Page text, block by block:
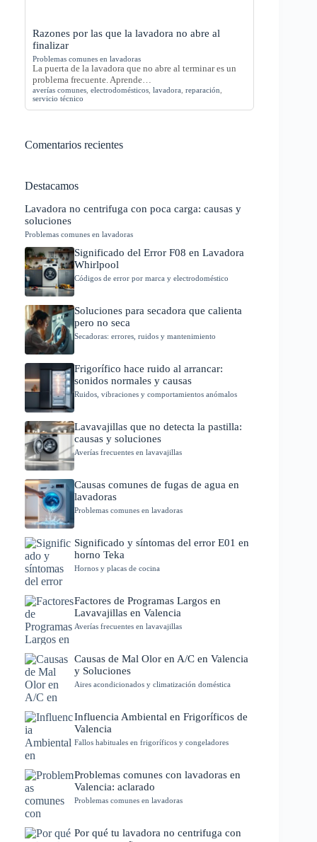
Razones por las que la lavadora no abre al
finalizar
Problemas comunes en lavadoras
La puerta de la lavadora que no abre al terminar es un
problema frecuente. Aprende…
averías comunes electrodomésticos lavadora reparación
servicio técnico
Comentarios recientes
Destacamos
Lavadora no centrifuga con poca carga: causas y
soluciones
Problemas comunes en lavadoras
Significado del Error F08 en Lavadora
Whirlpool
Códigos de error por marca y electrodoméstico
Soluciones para secadora que calienta
pero no seca
Secadoras: errores, ruidos y mantenimiento
Frigorífico hace ruido al arrancar:
sonidos normales y causas
Ruidos, vibraciones y comportamientos anómalos
Lavavajillas que no detecta la pastilla:
causas y soluciones
Averías frecuentes en lavavajillas
Causas comunes de fugas de agua en
lavadoras
Problemas comunes en lavadoras
Significado y síntomas del error E01 en
horno Teka
Hornos y placas de cocina
Factores de Programas Largos en
Lavavajillas en Valencia
Averías frecuentes en lavavajillas
Causas de Mal Olor en A/C en Valencia
y Soluciones
Aires acondicionados y climatización doméstica
Influencia Ambiental en Frigoríficos de
Valencia
Fallos habituales en frigoríficos y congeladores
Problemas comunes con lavadoras en
Valencia: aclarado
Problemas comunes en lavadoras
Por qué tu lavadora no centrifuga con